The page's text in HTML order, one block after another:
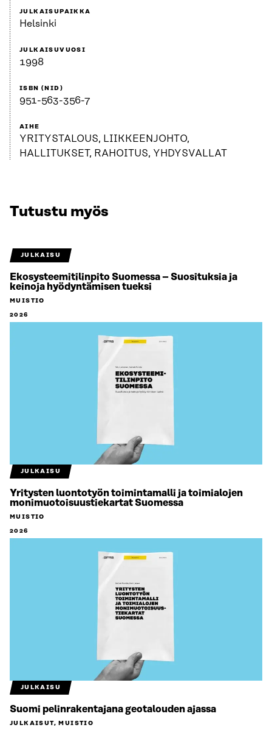
JULKAISUPAIKKA
Helsinki
JULKAISUVUOSI
1998
ISBN (NID)
951-563-356-7
AIHE
YRITYSTALOUS, LIIKKEENJOHTO,
HALLITUKSET, RAHOITUS, YHDYSVALLAT
Tutustu myös
JULKAISU
Ekosysteemitilinpito Suomessa – Suosituksia ja
keinoja hyödyntämisen tueksi
MUISTIO
2026
JULKAISU
Yritysten luontotyön toimintamalli ja toimialojen
monimuotoisuustiekartat Suomessa
MUISTIO
2026
JULKAISU
Suomi pelinrakentajana geotalouden ajassa
JULKAISUT, MUISTIO